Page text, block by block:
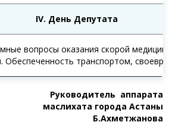
IV. День Депутата
вопросы оказания скорой
Обеспеченность транспортом,
Руководитель аппарата
маслихата города Астаны
Б.Ахметжанова